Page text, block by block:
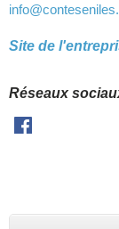
info
Site de
Réseaux